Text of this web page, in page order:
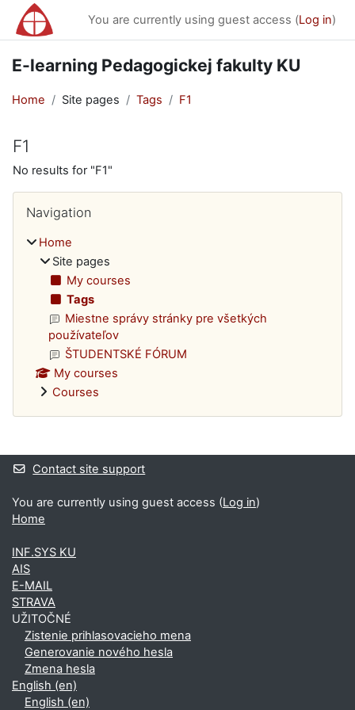
Skip to main content
You are currently using guest access (Log in)
E-learning Pedagogickej fakulty KU
Home Site pages Tags F1
F1
No results for "F1"
Blocks
Navigation
Home
Site pages
My courses
Tags
Miestne správy stránky pre všetkých
používateľov
ŠTUDENTSKÉ FÓRUM
My courses
Courses
Supplementary blocks
Contact site support
You are currently using guest access (Log in)
Home
INF.SYS KU
AIS
E-MAIL
STRAVA
UŽITOČNÉ
Zistenie prihlasovacieho mena
Generovanie nového hesla
Zmena hesla
English ‎(en)‎
English ‎(en)‎